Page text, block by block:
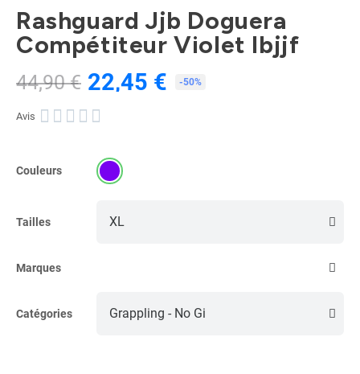
Rashguard Jjb Doguera
Compétiteur Violet Ibjjf
44,90 € 22,45 € -50%
Avis     
Couleurs
Tailles
Marques
Catégories